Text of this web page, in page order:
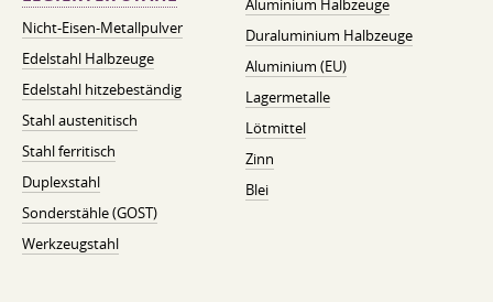
Nicht-Eisen-Metallpulver
Edelstahl Halbzeuge
Edelstahl hitzebeständig
Stahl austenitisch
Stahl ferritisch
Duplexstahl
Sonderstähle (GOST)
Werkzeugstahl
Aluminium Halbzeuge
Duraluminium Halbzeuge
Aluminium (EU)
Lagermetalle
Lötmittel
Zinn
Blei